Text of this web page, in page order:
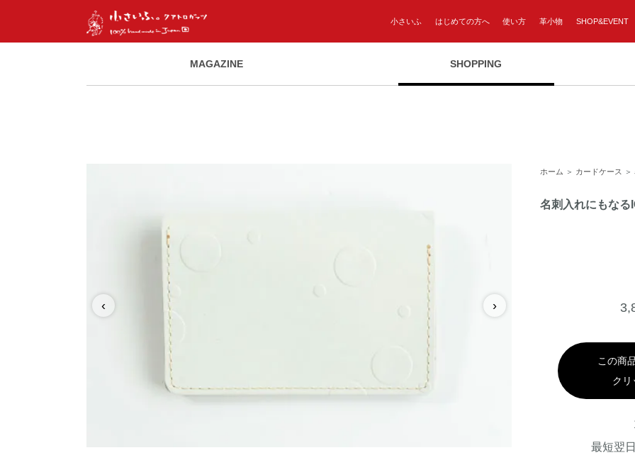
小さいふ はじめての方へ 使い方 革小物 SHOP&EVENT
MAGAZINE SHOPPING
‹ ›
ホーム ＞ カードケース ＞
名刺入れにもなる
この商
クリ
最短翌